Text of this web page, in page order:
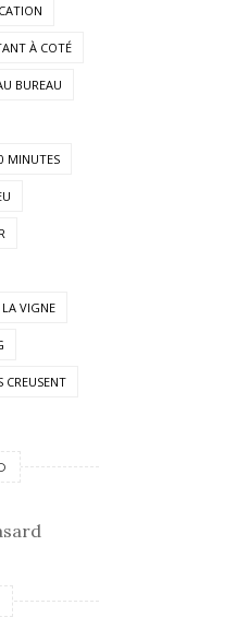
À COTÉ
BUREAU
MINUTES
LA VIGNE
CREUSENT